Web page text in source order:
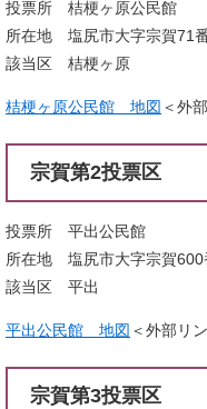
投票所 桔梗ヶ原公民館
所在地 塩尻市大字宗賀71
該当区 桔梗ヶ原
桔梗ヶ原公民館 地図 ＜外
宗賀第2投票区
投票所 平出公民館
所在地 塩尻市大字宗賀600
該当区 平出
平出公民館 地図 ＜外部リ
宗賀第3投票区